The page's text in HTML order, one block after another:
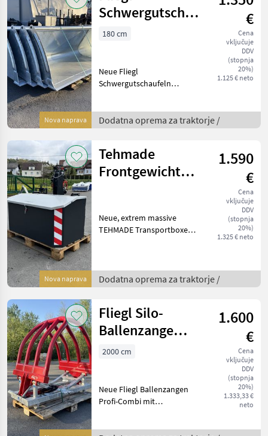
Nova naprava
Schwergutschaufel
Standard
€
Cena
vključuje
DDV
(stopnja
20%)
1.125 € neto
180 cm
Neue Fliegl
Schwergutschaufeln
- EURO Aufnahme - 100%
feuerverzinkt - 860mm Tiefe
3.000kg - Sch
Dodatna oprema za traktorje /
Nova naprava
Tehmade
Frontgewicht
1.590
€
Cena
vključuje
DDV
(stopnja
20%)
1.325 € neto
Neue, extrem massive
TEHMADE Transportboxen
mit Betonfüllung (mehr
Gewicht möglich),
Dodatna oprema za traktorje /
Fliegl Silo-
Ballenzange
Profi-Combi
1.600
€
Cena
vključuje
DDV
(stopnja
20%)
1.333,33 €
neto
2000 cm
Neue Fliegl Ballenzangen
Profi-Combi mit